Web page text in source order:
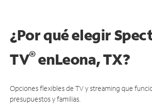
¿Por qué elegir
TV®enLeona, TX?
Opciones flexibles de TV y streaming que
presupuestos y familias.